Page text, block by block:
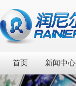
首页 新闻中心